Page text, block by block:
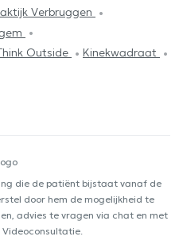
Verbruggen
Outside
Kinekwadraat
die de patiënt bijstaat vanaf de
door hem de mogelijkheid te
advies te vragen via chat en met